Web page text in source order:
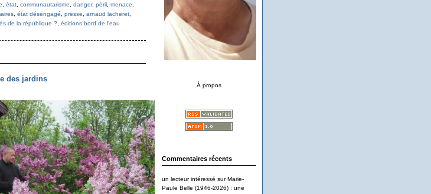
À propos
Commentaires récents
un lecteur intéressé surMarie-
Paule Belle (1946-2026) : une
état, communautarisme danger, péril, menace
, état désengagé presse arnaud lacheret,
de la république ? éditions bord de l'eau
des jardins